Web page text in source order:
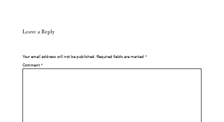
Leave a Reply
Your email address will not be published. Required fields are marked *
Comment*